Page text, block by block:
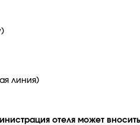
линия)
отеля может